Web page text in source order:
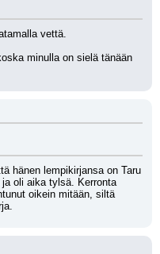
vettä.
minulla on sielä tänään
hänen lempikirjansa on Taru
oli aika tylsä. Kerronta
oikein mitään, siltä